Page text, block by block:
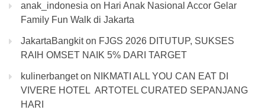
anak_indonesia on Hari Anak Nasional Accor Gelar
Family Fun Walk di Jakarta
JakartaBangkiton FJGS 2026 DITUTUP, SUKSES
RAIH OMSET NAIK 5% DARI TARGET
kulinerbangeton NIKMATI ALL YOU CAN EAT DI
VIVERE HOTEL ARTOTEL CURATED SEPANJANG
HARI